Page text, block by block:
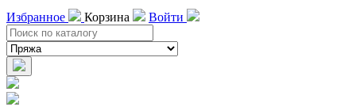
Избранное Корзина Войти